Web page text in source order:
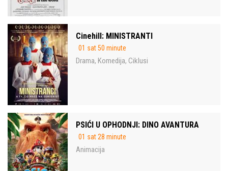
Cinehill: MINISTRANTI
01 sat 50 minute
Drama, Komedija, Ciklusi
PSIĆI U OPHODNJI: DINO AVANTURA
01 sat 28 minute
Animacija